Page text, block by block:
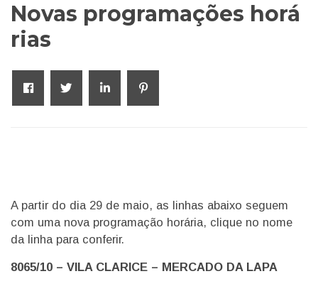
Novas programações horá
rias
A partir do dia 29 de maio, as linhas abaixo seguem
com uma nova programação horária, clique no nome
da linha para conferir.
8065/10 – VILA CLARICE – MERCADO DA LAPA